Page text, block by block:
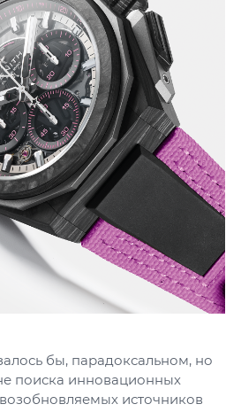
бы, парадоксальном, но
поиска инновационных
источников